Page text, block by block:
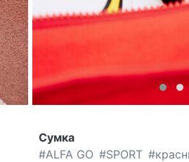
Сумка
#ALFA GO #SPORT #